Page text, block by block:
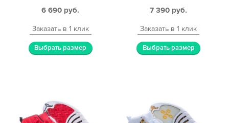
6 690 руб.
Заказать в 1 клик
Выбрать размер
7 390 руб.
Заказать в 1 клик
Выбрать размер